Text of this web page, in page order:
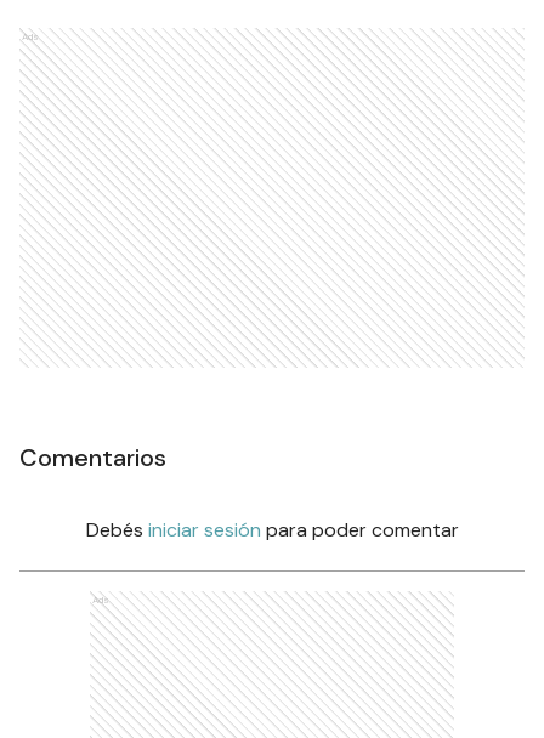
Ads
Comentarios
Debés iniciar sesión para poder comentar
Ads